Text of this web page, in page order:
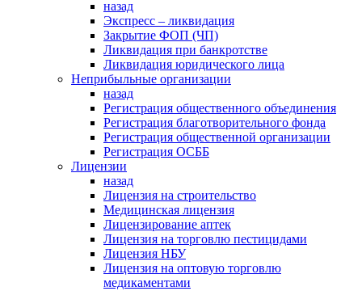
назад
Экспресс – ликвидация
Закрытие ФОП (ЧП)
Ликвидация при банкротстве
Ликвидация юридического лица
Неприбыльные организации
назад
Регистрация общественного объединения
Регистрация благотворительного фонда
Регистрация общественной организации
Регистрация ОСББ
Лицензии
назад
Лицензия на строительство
Медицинская лицензия
Лицензирование аптек
Лицензия на торговлю пестицидами
Лицензия НБУ
Лицензия на оптовую торговлю
медикаментами